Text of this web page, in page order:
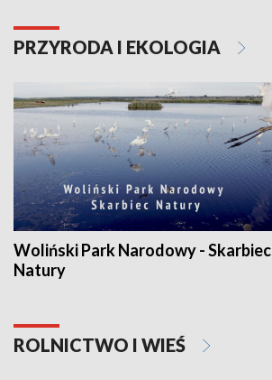
PRZYRODA I EKOLOGIA
Woliński Park Narodowy - Skarbiec
Natury
ROLNICTWO I WIEŚ